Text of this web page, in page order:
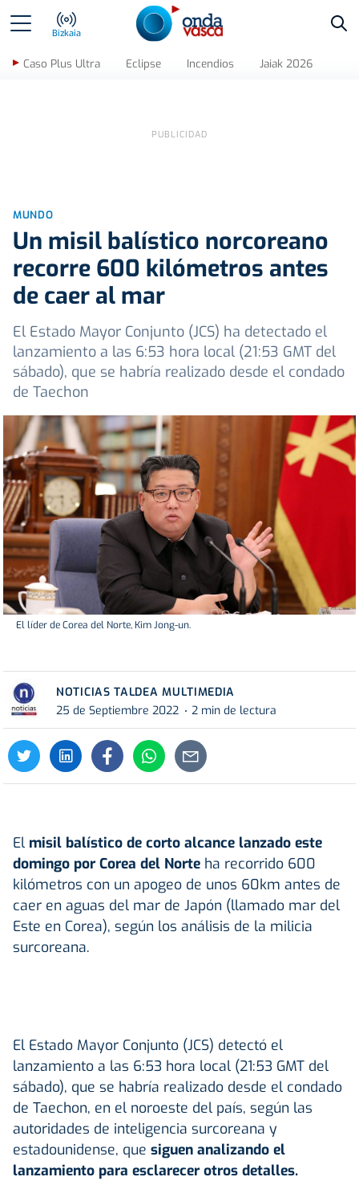
Bizkaia
Caso Plus Ultra Eclipse Incendios Jaiak 2026
MUNDO
Un misil balístico norcoreano
recorre 600 kilómetros antes
de caer al mar
El Estado Mayor Conjunto (JCS) ha detectado el
lanzamiento a las 6:53 hora local (21:53 GMT del
sábado), que se habría realizado desde el condado
de Taechon
El líder de Corea del Norte, Kim Jong-un.
NOTICIAS TALDEA MULTIMEDIA
25 de Septiembre 2022
2 min de lectura
El misil balístico de corto alcance lanzado este
domingo por Corea del Norte ha recorrido 600
kilómetros con un apogeo de unos 60km antes de
caer en aguas del mar de Japón (llamado mar del
Este en Corea), según los análisis de la milicia
surcoreana.
El Estado Mayor Conjunto (JCS) detectó el
lanzamiento a las 6:53 hora local (21:53 GMT del
sábado), que se habría realizado desde el condado
de Taechon, en el noroeste del país, según las
autoridades de inteligencia surcoreana y
estadounidense, que siguen analizando el
lanzamiento para esclarecer otros detalles.